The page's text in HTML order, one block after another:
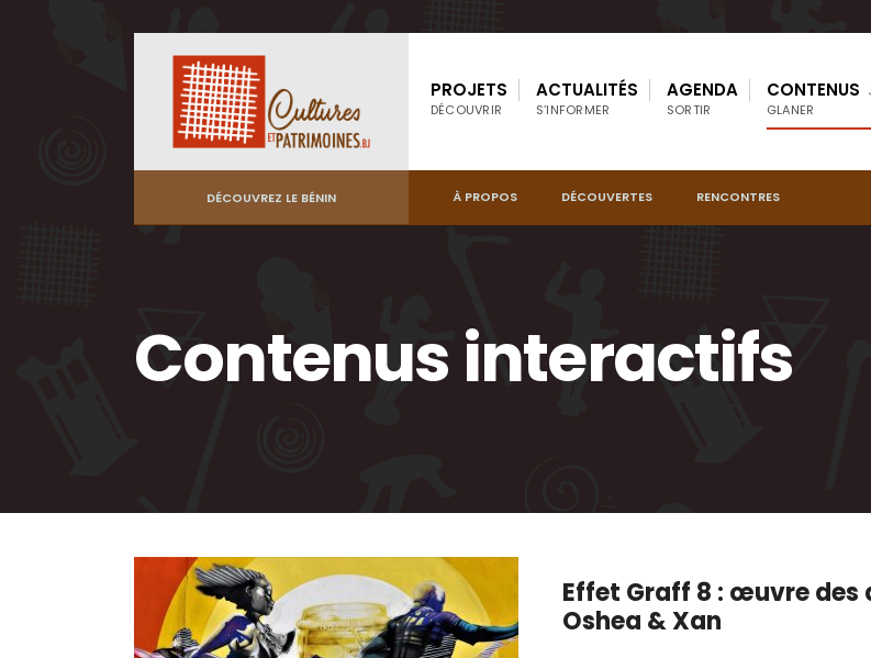
PROJETS
DÉCOUVRIR
ACTUALITÉS
S’INFORMER
AGENDA
SORTIR
CONTENUS
GLANER
DÉCOUVREZ LE BÉNIN À PROPOS DÉCOUVERTES RENCONTRES
Contenus interactifs
Effet Graff 8 : œuvre des
Oshea & Xan